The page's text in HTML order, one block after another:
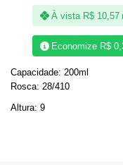
À vista R$10,57
Economize R$
Capacidade: 200ml
Rosca: 28/410
Altura: 9